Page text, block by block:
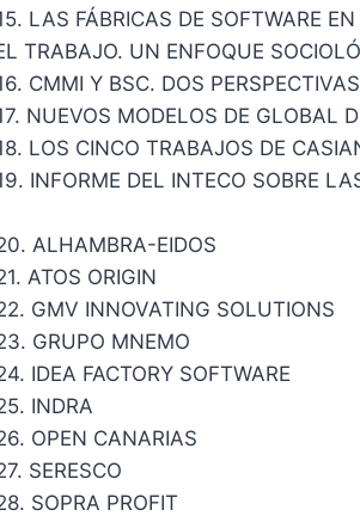
LAS FÁBRICAS DE SOFTWARE
TRABAJO. UN ENFOQUE
CMMI Y BSC. DOS
NUEVOS MODELOS DE GLOBAL
LOS CINCO TRABAJOS DE
INFORME DEL INTECO SOBRE
ALHAMBRA-EIDOS
ATOS ORIGIN
GMV INNOVATING SOLUTIONS
GRUPO MNEMO
IDEA FACTORY SOFTWARE
INDRA
OPEN CANARIAS
SERESCO
SOPRA PROFIT